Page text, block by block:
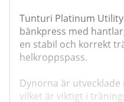
Tunturi Platinum
bänkpress med
en stabil och korrekt
helkroppspass.
Dynorna är
vilket är viktigt i